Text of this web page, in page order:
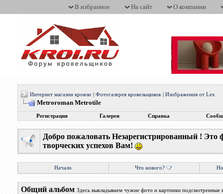
В избранное На сайт О компании
Интернет магазин кровли Фотогалерея кровельщиков Изображения от Lex
Metroroman Metrotile
Регистрация Галерея Справка
Добро пожаловать Незарегистрированный !
творческих успехов Вам!
Начало Что нового?
Общий альбом Здесь выкладываем чужие фото и картинки подсмотренные